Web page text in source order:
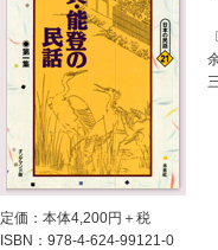
定価：本体4,200円＋税
ISBN：978-4-624-99121-0